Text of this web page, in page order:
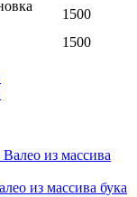
1500
1500
из массива бука